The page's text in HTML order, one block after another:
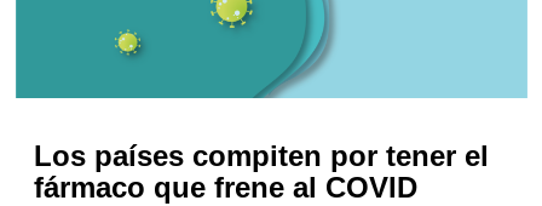
Los países compiten por tener el
fármaco que frene al COVID